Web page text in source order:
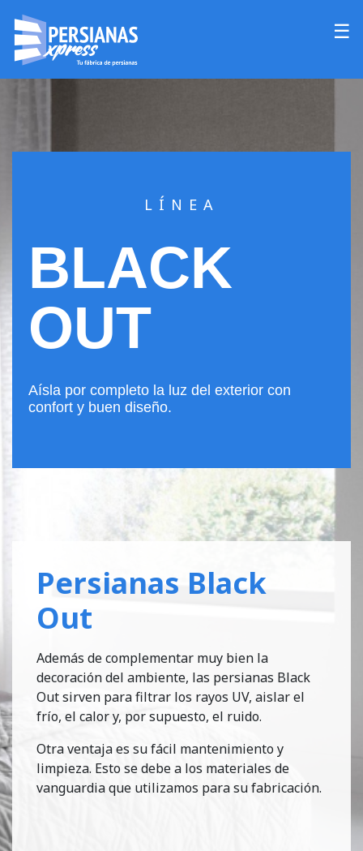
☰
LÍNEA
BLACK
OUT
Aísla por completo la luz del exterior con
confort y buen diseño.
Persianas Black
Out
Además de complementar muy bien la
decoración del ambiente, las persianas Black
Out sirven para filtrar los rayos UV, aislar el
frío, el calor y, por supuesto, el ruido.
Otra ventaja es su fácil mantenimiento y
limpieza. Esto se debe a los materiales de
vanguardia que utilizamos para su fabricación.